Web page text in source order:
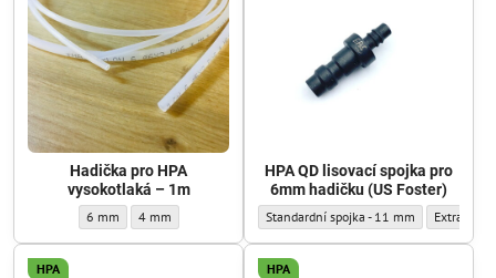
Hadička pro HPA
vysokotlaká – 1m
Hadička pro HPA vysokotlaká – 1m - Vnější průměr :
6 mm Hadička pro HPA vysokotlaká – 1m - Vnější průměr :
4 mm
HPA QD lisovací spojka pro
6mm hadičku (US Foster)
HPA QD lisovací spojka pro 6mm
Standardní spojka - 11 mm HPA QD
Extra
HPA HPA